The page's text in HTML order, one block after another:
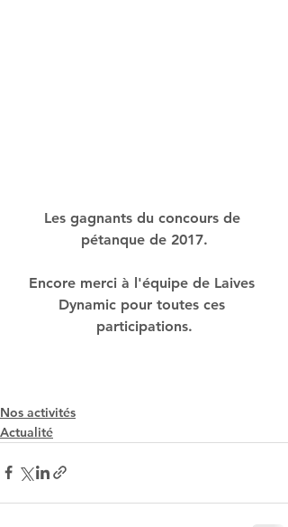
Les gagnants du concours de
pétanque de 2017.
Encore merci à l'équipe de Laives
Dynamic pour toutes ces
participations.
Nos activités
Actualité